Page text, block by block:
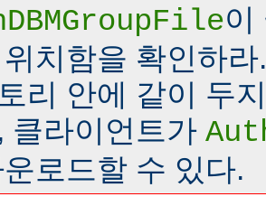
이
치함을 확인하
리 안에 같이 두
클라이언트가
로드할 수 있다.